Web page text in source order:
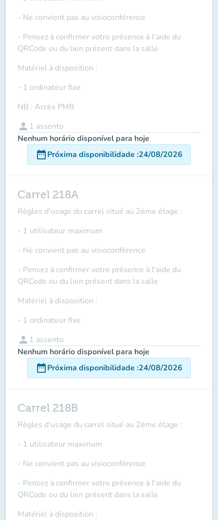
- Ne convient pas au visioconférence
- Pensez à confirmer votre présence à l'aide du
QRCode ou du lien présent dans la salle
Matériel à disposition :
- 1 ordinateur fixe
NB : Accès PMR
person 1 assento
Nenhum horário disponível para hoje
date_rangePróxima disponibilidade :24/08/2026
Carrel 218A
Règles d'usage du carrel situé au 2ème étage :
- 1 utilisateur maximum
- Ne convient pas au visioconférence
- Pensez à confirmer votre présence à l'aide du
QRCode ou du lien présent dans la salle
Matériel à disposition :
- 1 ordinateur fixe
person 1 assento
Nenhum horário disponível para hoje
date_rangePróxima disponibilidade :24/08/2026
Carrel 218B
Règles d'usage du carrel situé au 2ème étage :
- 1 utilisateur maximum
- Ne convient pas au visioconférence
- Pensez à confirmer votre présence à l'aide du
QRCode ou du lien présent dans la salle
Matériel à disposition :